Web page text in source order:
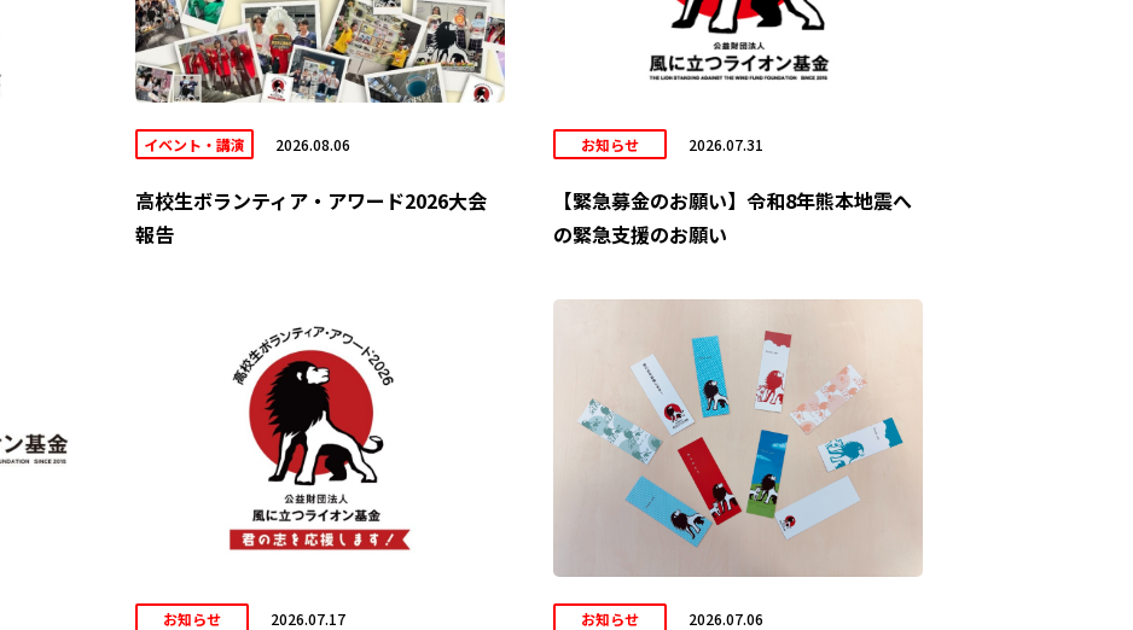
イベント・講演 2026.08.06
高校生ボランティア・アワード2026大会
報告
お知らせ 2026.07.31
【緊急募金のお願い】令和8年熊本地震へ
の緊急支援のお願い
お知らせ 2026.07.17 お知らせ 2026.07.06